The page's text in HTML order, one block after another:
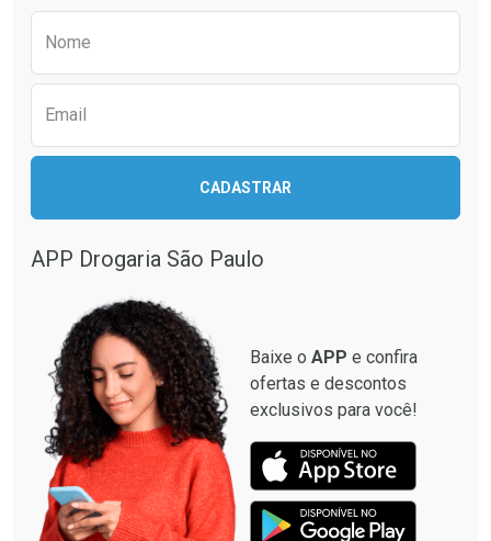
Comprar sem Desconto
Comprar sem Desconto
Por R$ 85,95/cada
Nome
Email
CADASTRAR
APP Drogaria São Paulo
Baixe o APP e confira
ofertas e descontos
exclusivos para você!